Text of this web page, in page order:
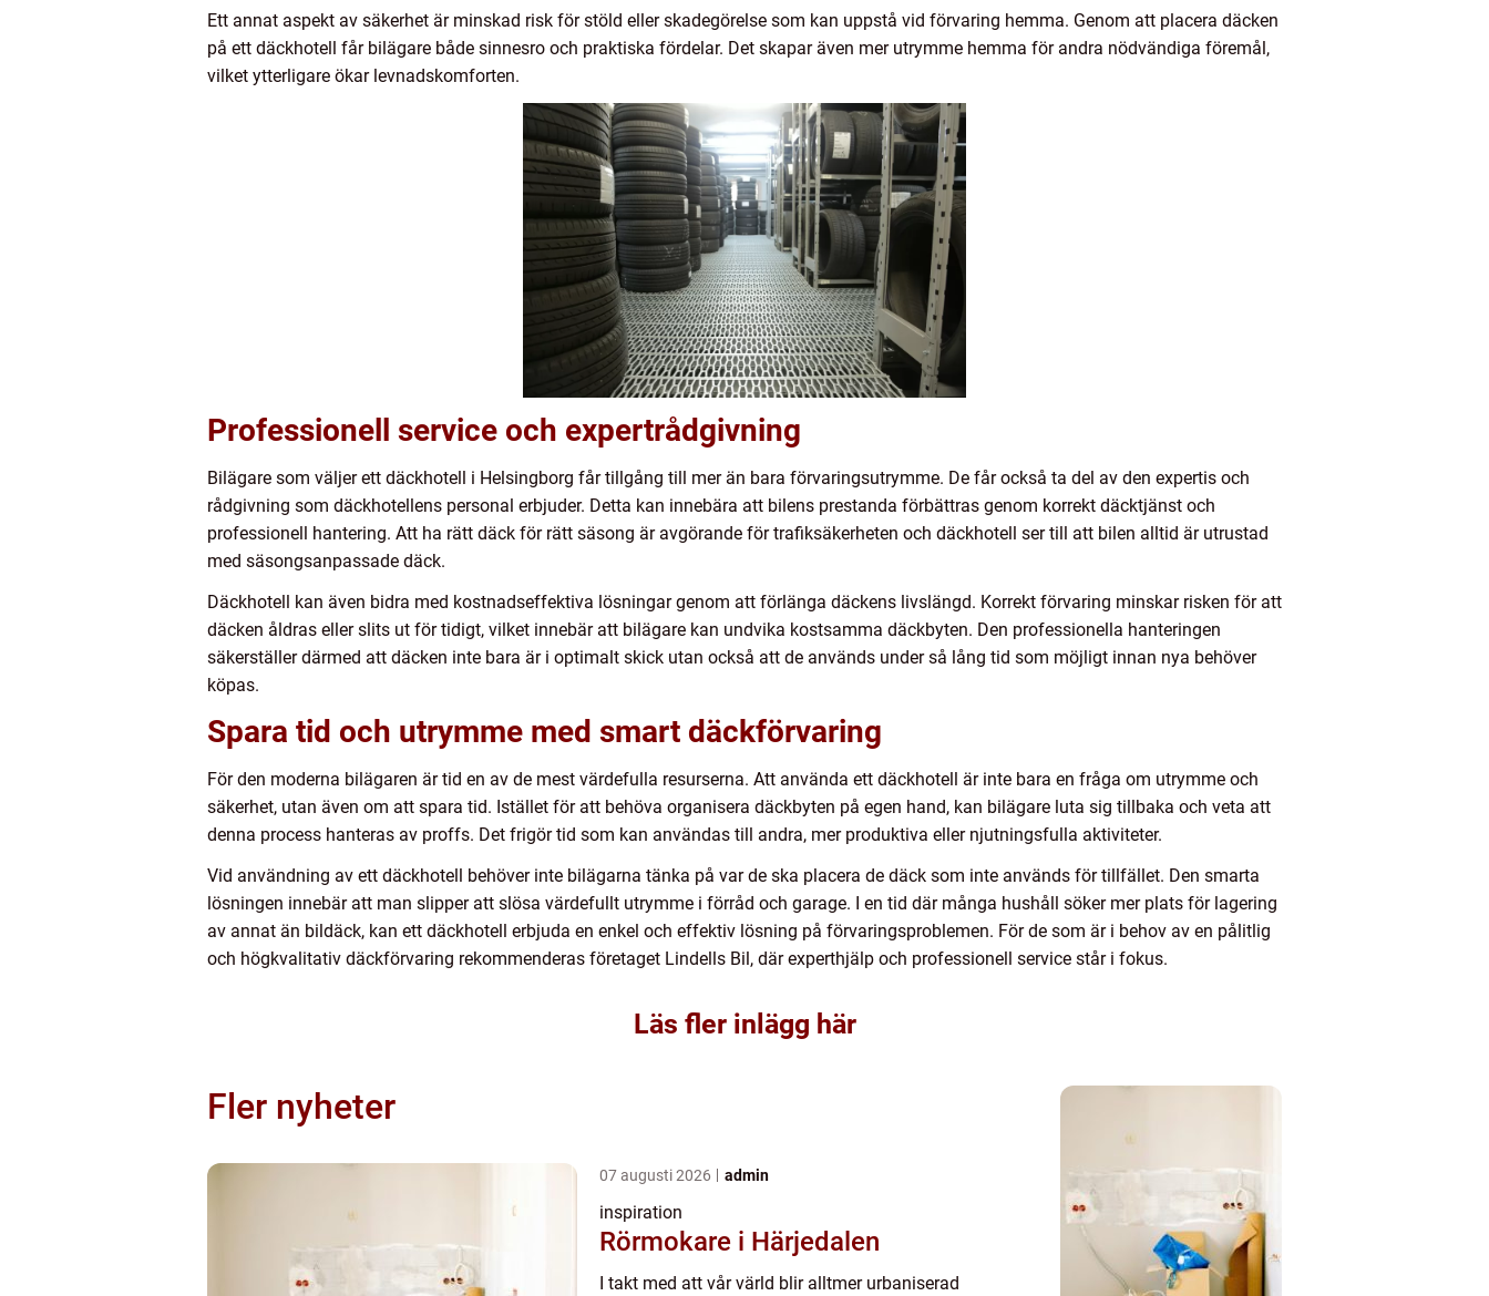
Ett annat aspekt av säkerhet är minskad risk för stöld eller skadegörelse som kan uppstå vid förvaring hemma. Genom att placera däcken
på ett däckhotell får bilägare både sinnesro och praktiska fördelar. Det skapar även mer utrymme hemma för andra nödvändiga föremål,
vilket ytterligare ökar levnadskomforten.
Professionell service och expertrådgivning
Bilägare som väljer ett däckhotell i Helsingborg får tillgång till mer än bara förvaringsutrymme. De får också ta del av den expertis och
rådgivning som däckhotellens personal erbjuder. Detta kan innebära att bilens prestanda förbättras genom korrekt däcktjänst och
professionell hantering. Att ha rätt däck för rätt säsong är avgörande för trafiksäkerheten och däckhotell ser till att bilen alltid är utrustad
med säsongsanpassade däck.
Däckhotell kan även bidra med kostnadseffektiva lösningar genom att förlänga däckens livslängd. Korrekt förvaring minskar risken för att
däcken åldras eller slits ut för tidigt, vilket innebär att bilägare kan undvika kostsamma däckbyten. Den professionella hanteringen
säkerställer därmed att däcken inte bara är i optimalt skick utan också att de används under så lång tid som möjligt innan nya behöver
köpas.
Spara tid och utrymme med smart däckförvaring
För den moderna bilägaren är tid en av de mest värdefulla resurserna. Att använda ett däckhotell är inte bara en fråga om utrymme och
säkerhet, utan även om att spara tid. Istället för att behöva organisera däckbyten på egen hand, kan bilägare luta sig tillbaka och veta att
denna process hanteras av proffs. Det frigör tid som kan användas till andra, mer produktiva eller njutningsfulla aktiviteter.
Vid användning av ett däckhotell behöver inte bilägarna tänka på var de ska placera de däck som inte används för tillfället. Den smarta
lösningen innebär att man slipper att slösa värdefullt utrymme i förråd och garage. I en tid där många hushåll söker mer plats för lagering
av annat än bildäck, kan ett däckhotell erbjuda en enkel och effektiv lösning på förvaringsproblemen. För de som är i behov av en pålitlig
och högkvalitativ däckförvaring rekommenderas företaget Lindells Bil, där experthjälp och professionell service står i fokus.
Läs fler inlägg här
Fler nyheter
07 augusti 2026 admin
inspiration
Rörmokare i Härjedalen
I takt med att vår värld blir alltmer urbaniserad